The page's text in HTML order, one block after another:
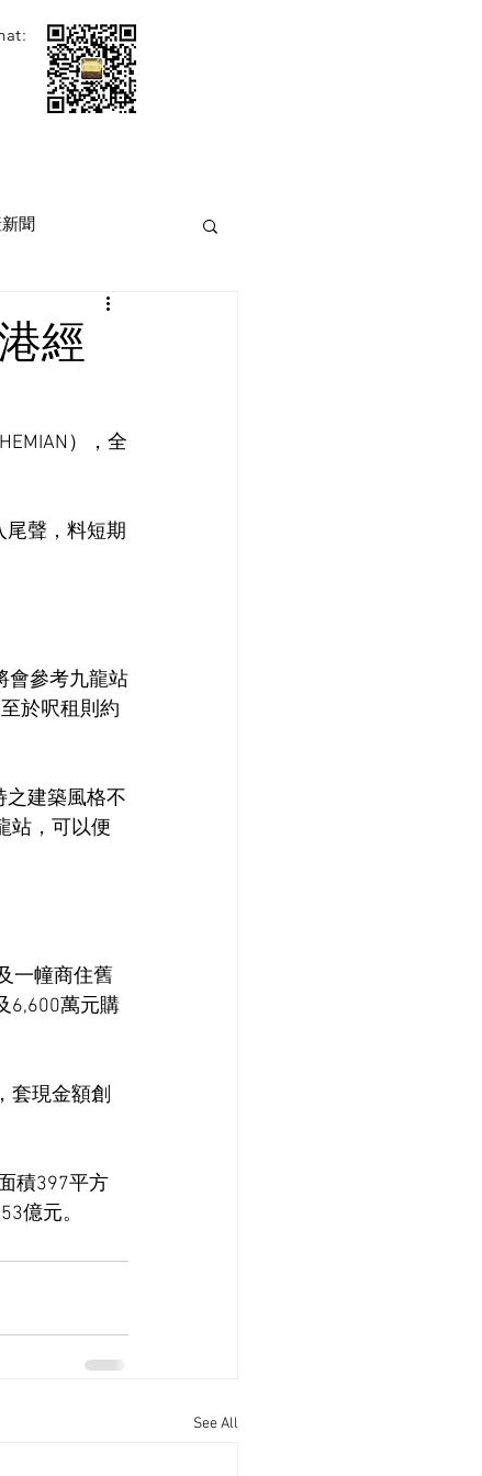
聞
經
），全
聲，料短期
會參考九龍站
於呎租則約
之建築風格不
站，可以便
一幢商住舊
6,600萬元購
套現金額創
積397平方
億元。
See All